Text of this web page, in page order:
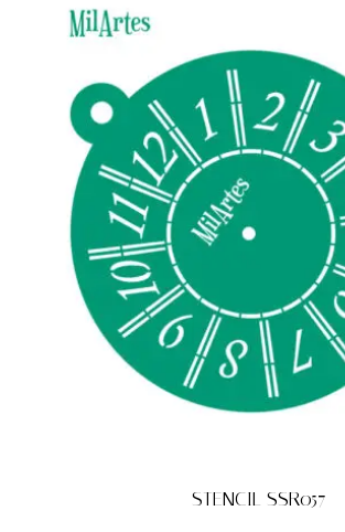
STENCIL SSR057